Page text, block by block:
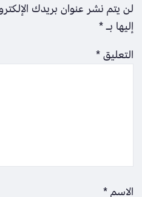
لن يتم نشر عنوان بريدك
إليها بـ*
التعليق*
الاسم*